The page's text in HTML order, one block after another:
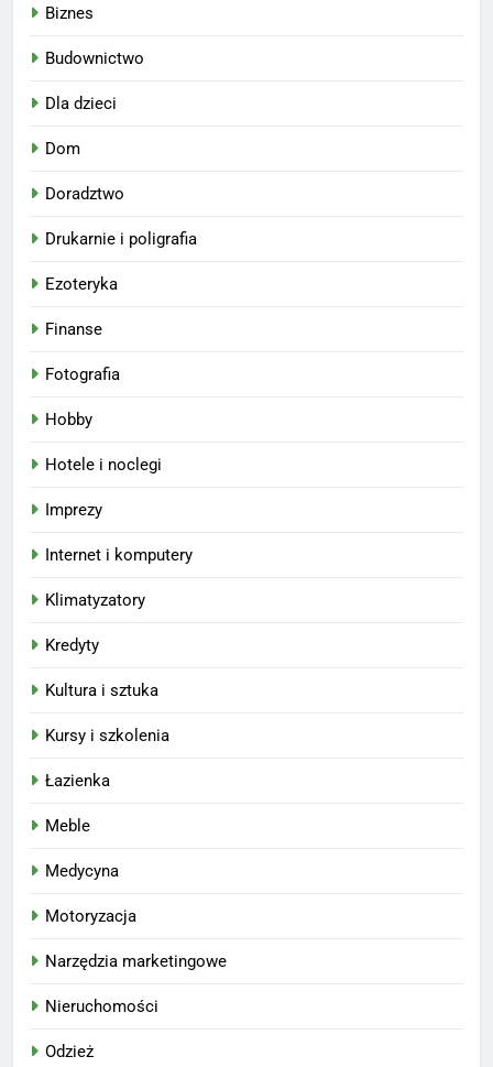
Biznes
Budownictwo
Dla dzieci
Dom
Doradztwo
Drukarnie i poligrafia
Ezoteryka
Finanse
Fotografia
Hobby
Hotele i noclegi
Imprezy
Internet i komputery
Klimatyzatory
Kredyty
Kultura i sztuka
Kursy i szkolenia
Łazienka
Meble
Medycyna
Motoryzacja
Narzędzia marketingowe
Nieruchomości
Odzież